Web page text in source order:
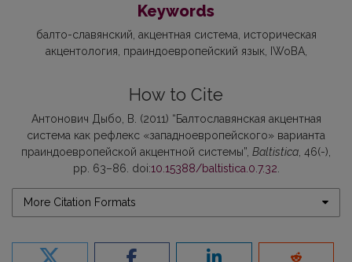
Keywords
балто-славянский акцентная система историческая
акцентология праиндоевропейский язык IWoBA
How to Cite
Антонович Дыбо, В. (2011) “Балтославянская акцентная
система как рефлекс «западноевропейского» варианта
праиндоевропейской акцентной системы”, Baltistica , 46(-),
pp. 63–86. doi:10.15388/baltistica.0.7.32
More Citation Formats